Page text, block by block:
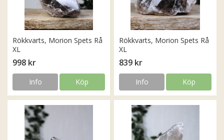
Rökkvarts, Morion Spets Rå
XL
998 kr
Info Köp
Rökkvarts, Morion Spets Rå
XL
839 kr
Info Köp